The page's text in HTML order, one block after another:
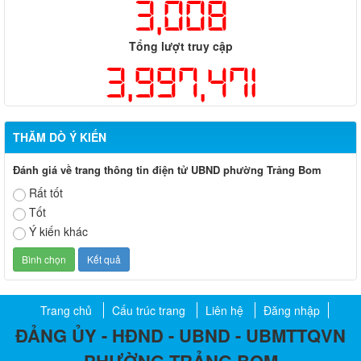
3,008
Tổng lượt truy cập
3,997,471
THĂM DÒ Ý KIẾN
Đánh giá về trang thông tin điện tử UBND phường Trảng Bom
Rất tốt
Tốt
Ý kiến khác
Trang chủ Cấu trúc trang Liên hệ Đăng nhập
ĐẢNG ỦY - HĐND - UBND - UBMTTQVN